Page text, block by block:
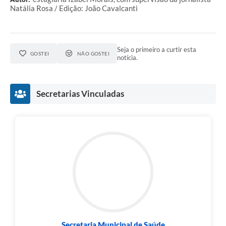
Natália Rosa / Edição: João Cavalcanti
GOSTEI NÃO GOSTEI
Seja o primeiro a curtir esta
notícia.
Secretarias Vinculadas